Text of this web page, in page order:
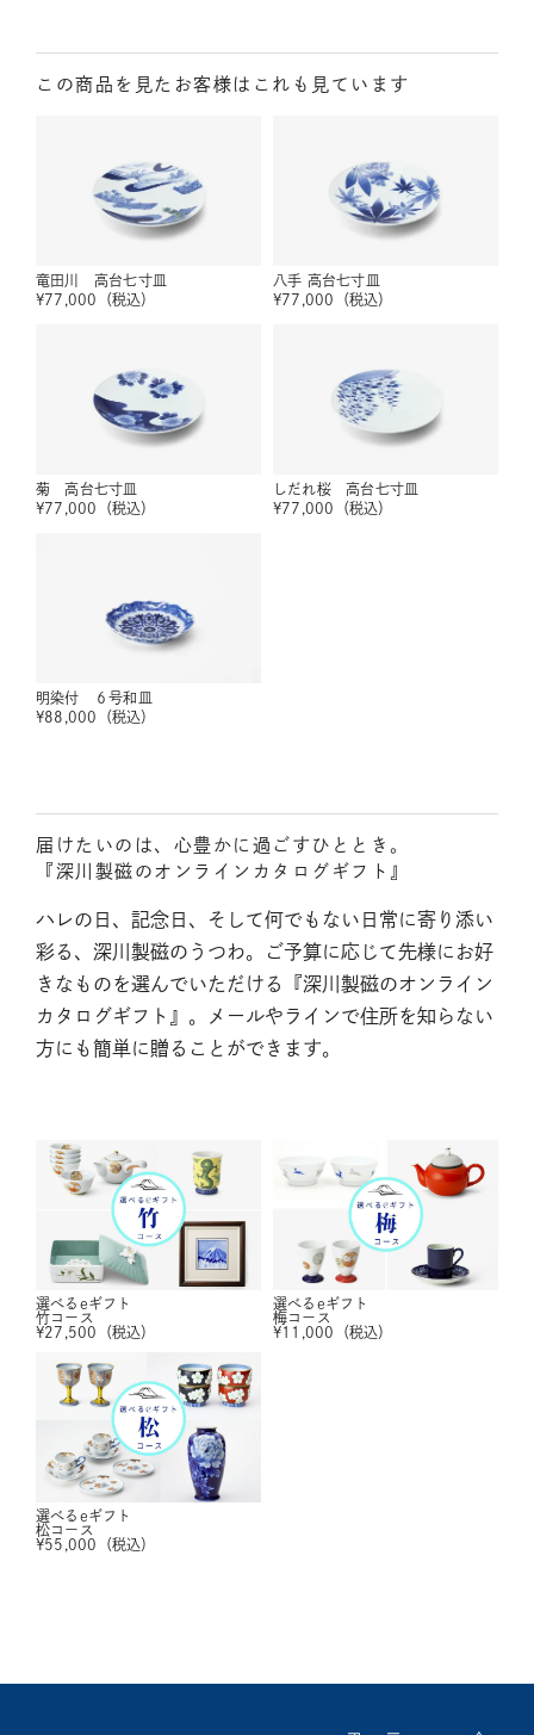
この商品を見たお客様はこれも見ています
竜田川 高台七寸皿
¥77,000 （税込）
八手 高台七寸皿
¥77,000 （税込）
菊 高台七寸皿
¥77,000 （税込）
しだれ桜 高台七寸皿
¥77,000 （税込）
明染付 ６号和皿
¥88,000 （税込）
届けたいのは、心豊かに過ごすひととき。
『深川製磁のオンラインカタログギフト』
ハレの日、記念日、そして何でもない日常に寄り添い
彩る、深川製磁のうつわ。ご予算に応じて先様にお好
きなものを選んでいただける『深川製磁のオンライン
カタログギフト』。メールやラインで住所を知らない
方にも簡単に贈ることができます。
選べるeギフト
竹コース
¥27,500 （税込）
選べるeギフト
梅コース
¥11,000 （税込）
選べるeギフト
松コース
¥55,000 （税込）